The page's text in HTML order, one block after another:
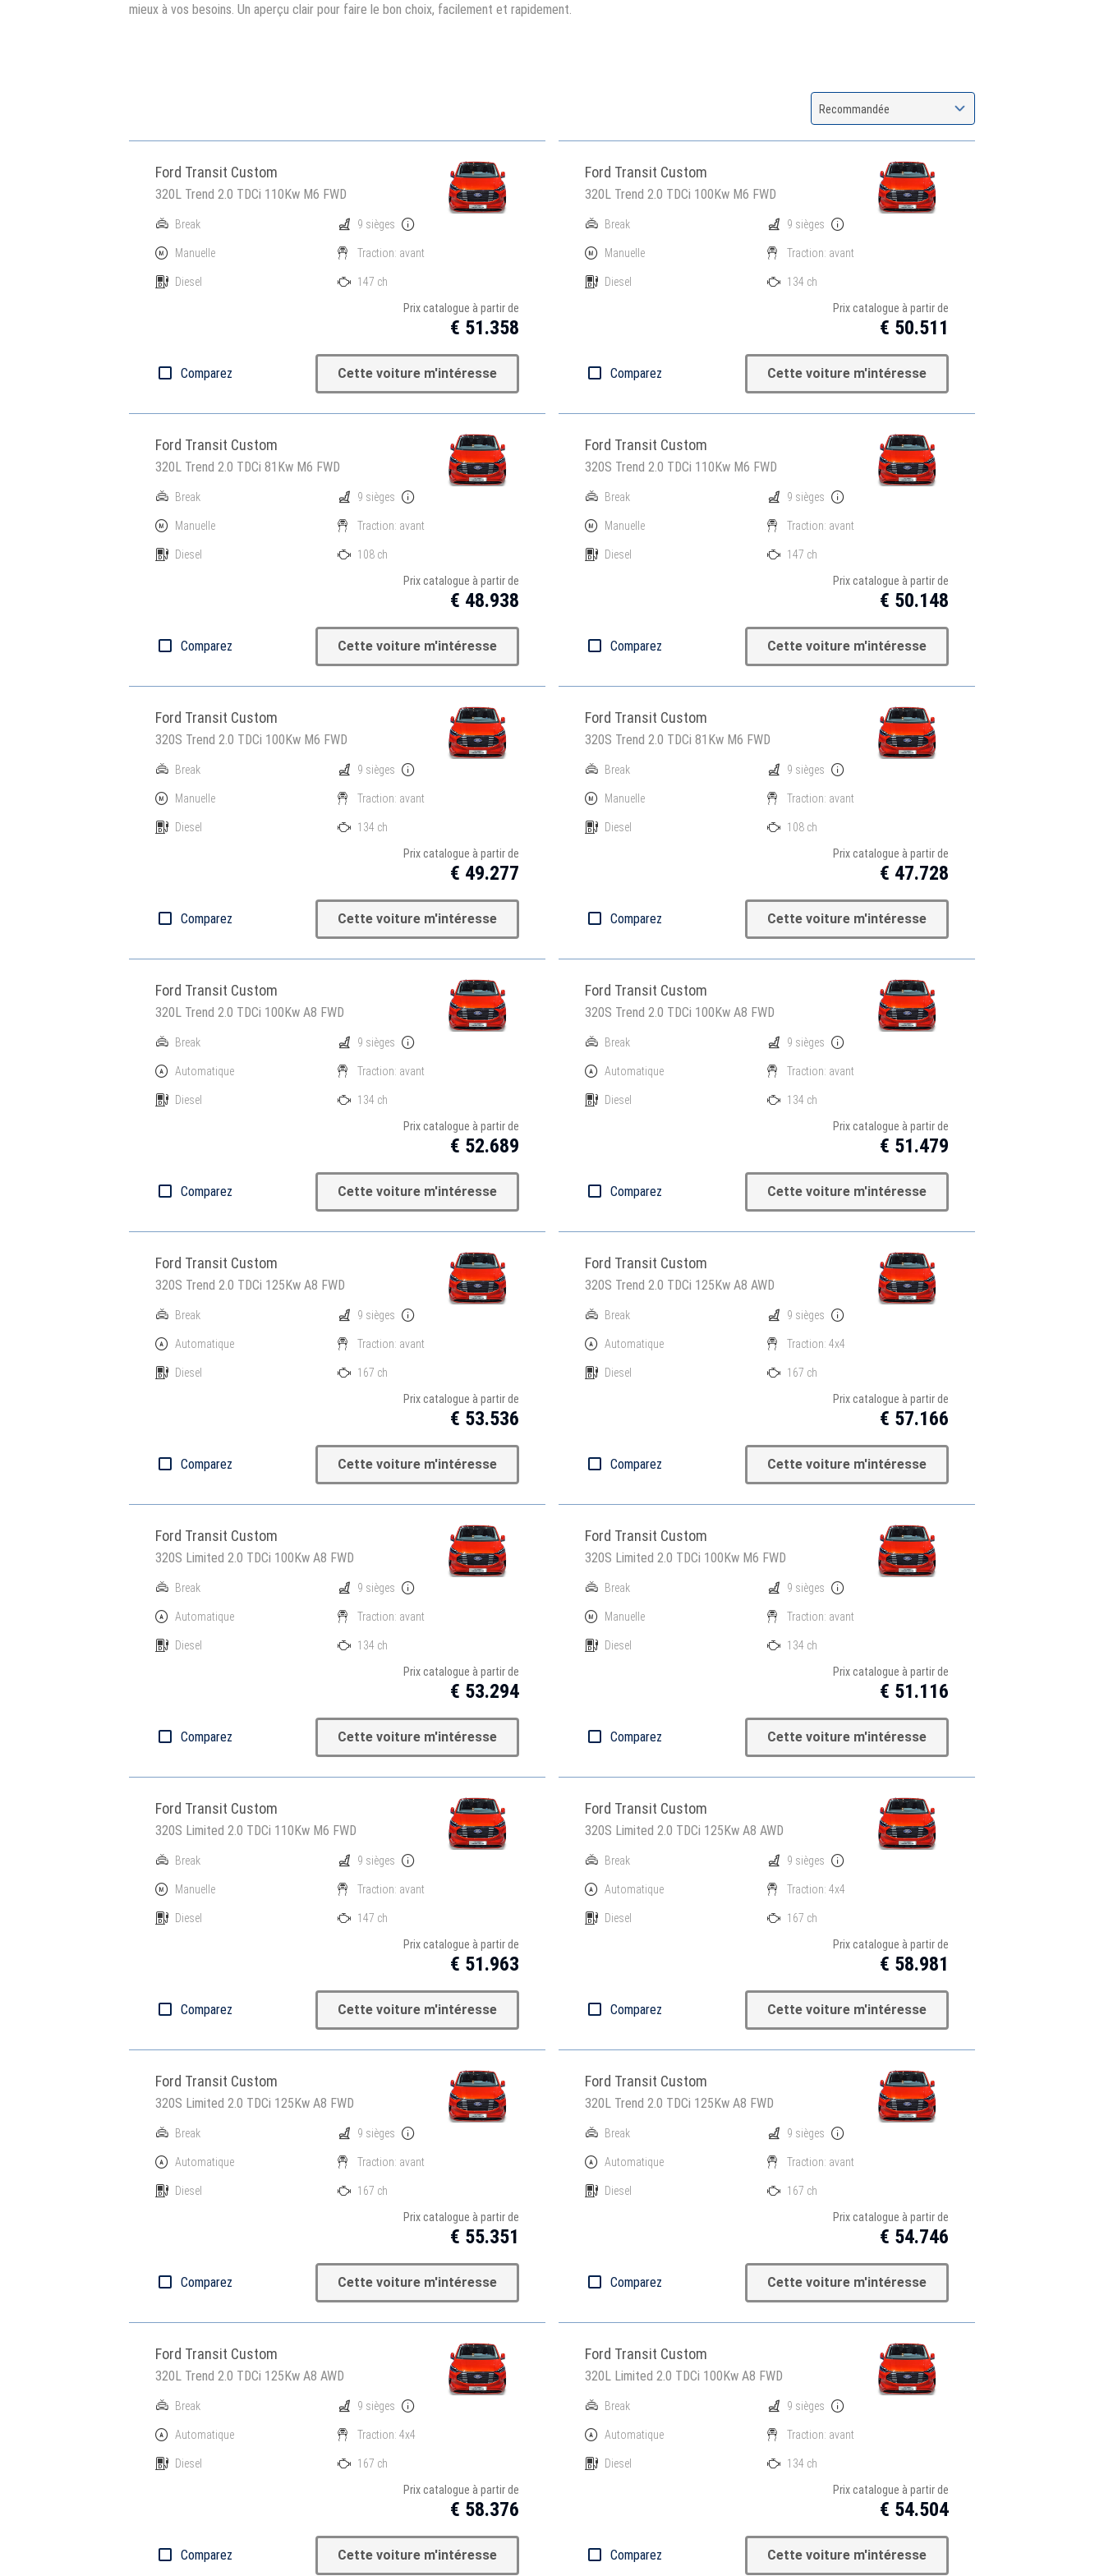
mieux à vos besoins. Un aperçu clair pour faire le bon choix, facilement et rapidement.
Recommandée
Ford Transit Custom
320L Trend 2.0 TDCi 110Kw M6 FWD
Break
Manuelle
Diesel
9 sièges
Traction: avant
147 ch
Prix catalogue à partir de
€ 51.358
Comparez Cette voiture m'intéresse
Ford Transit Custom
320L Trend 2.0 TDCi 100Kw M6 FWD
Break
Manuelle
Diesel
9 sièges
Traction: avant
134 ch
Prix catalogue à partir de
€ 50.511
Comparez Cette voiture m'intéresse
Ford Transit Custom
320L Trend 2.0 TDCi 81Kw M6 FWD
Break
Manuelle
Diesel
9 sièges
Traction: avant
108 ch
Prix catalogue à partir de
€ 48.938
Comparez Cette voiture m'intéresse
Ford Transit Custom
320S Trend 2.0 TDCi 110Kw M6 FWD
Break
Manuelle
Diesel
9 sièges
Traction: avant
147 ch
Prix catalogue à partir de
€ 50.148
Comparez Cette voiture m'intéresse
Ford Transit Custom
320S Trend 2.0 TDCi 100Kw M6 FWD
Break
Manuelle
Diesel
9 sièges
Traction: avant
134 ch
Prix catalogue à partir de
€ 49.277
Comparez Cette voiture m'intéresse
Ford Transit Custom
320S Trend 2.0 TDCi 81Kw M6 FWD
Break
Manuelle
Diesel
9 sièges
Traction: avant
108 ch
Prix catalogue à partir de
€ 47.728
Comparez Cette voiture m'intéresse
Ford Transit Custom
320L Trend 2.0 TDCi 100Kw A8 FWD
Break
Automatique
Diesel
9 sièges
Traction: avant
134 ch
Prix catalogue à partir de
€ 52.689
Comparez Cette voiture m'intéresse
Ford Transit Custom
320S Trend 2.0 TDCi 100Kw A8 FWD
Break
Automatique
Diesel
9 sièges
Traction: avant
134 ch
Prix catalogue à partir de
€ 51.479
Comparez Cette voiture m'intéresse
Ford Transit Custom
320S Trend 2.0 TDCi 125Kw A8 FWD
Break
Automatique
Diesel
9 sièges
Traction: avant
167 ch
Prix catalogue à partir de
€ 53.536
Comparez Cette voiture m'intéresse
Ford Transit Custom
320S Trend 2.0 TDCi 125Kw A8 AWD
Break
Automatique
Diesel
9 sièges
Traction: 4x4
167 ch
Prix catalogue à partir de
€ 57.166
Comparez Cette voiture m'intéresse
Ford Transit Custom
320S Limited 2.0 TDCi 100Kw A8 FWD
Break
Automatique
Diesel
9 sièges
Traction: avant
134 ch
Prix catalogue à partir de
€ 53.294
Comparez Cette voiture m'intéresse
Ford Transit Custom
320S Limited 2.0 TDCi 100Kw M6 FWD
Break
Manuelle
Diesel
9 sièges
Traction: avant
134 ch
Prix catalogue à partir de
€ 51.116
Comparez Cette voiture m'intéresse
Ford Transit Custom
320S Limited 2.0 TDCi 110Kw M6 FWD
Break
Manuelle
Diesel
9 sièges
Traction: avant
147 ch
Prix catalogue à partir de
€ 51.963
Comparez Cette voiture m'intéresse
Ford Transit Custom
320S Limited 2.0 TDCi 125Kw A8 AWD
Break
Automatique
Diesel
9 sièges
Traction: 4x4
167 ch
Prix catalogue à partir de
€ 58.981
Comparez Cette voiture m'intéresse
Ford Transit Custom
320S Limited 2.0 TDCi 125Kw A8 FWD
Break
Automatique
Diesel
9 sièges
Traction: avant
167 ch
Prix catalogue à partir de
€ 55.351
Comparez Cette voiture m'intéresse
Ford Transit Custom
320L Trend 2.0 TDCi 125Kw A8 FWD
Break
Automatique
Diesel
9 sièges
Traction: avant
167 ch
Prix catalogue à partir de
€ 54.746
Comparez Cette voiture m'intéresse
Ford Transit Custom
320L Trend 2.0 TDCi 125Kw A8 AWD
Break
Automatique
Diesel
9 sièges
Traction: 4x4
167 ch
Prix catalogue à partir de
€ 58.376
Comparez Cette voiture m'intéresse
Ford Transit Custom
320L Limited 2.0 TDCi 100Kw A8 FWD
Break
Automatique
Diesel
9 sièges
Traction: avant
134 ch
Prix catalogue à partir de
€ 54.504
Comparez Cette voiture m'intéresse